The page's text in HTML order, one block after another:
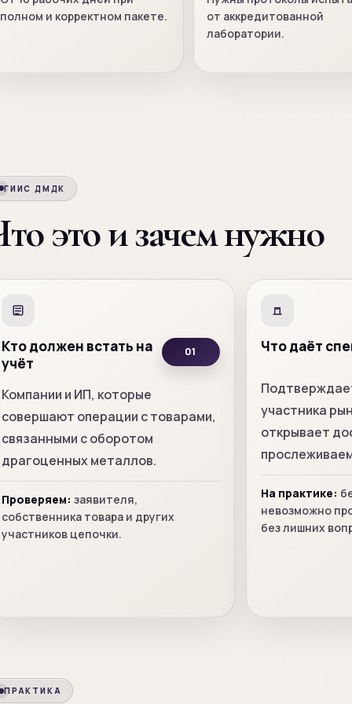
полном и корректном пакете.
от аккредитованной
лаборатории.
ГИИС ДМДК
это и зачем нужно
Кто должен встать на
учёт
01
Компании и ИП, которые
совершают операции с товарами,
связанными с оборотом
драгоценных металлов.
Проверяем: заявителя,
собственника товара и других
участников цепочки.
Что даёт
участника
открывает
На практике:
невозможно
без лишних
ПРАКТИКА